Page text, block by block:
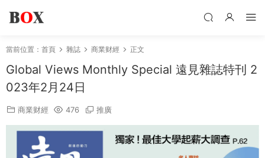
當前位置： 首頁 雜誌 商業财經 正文
Global Views Monthly Special 遠見雜誌特刊 2
023年2月24日
商業财經 476 推廣